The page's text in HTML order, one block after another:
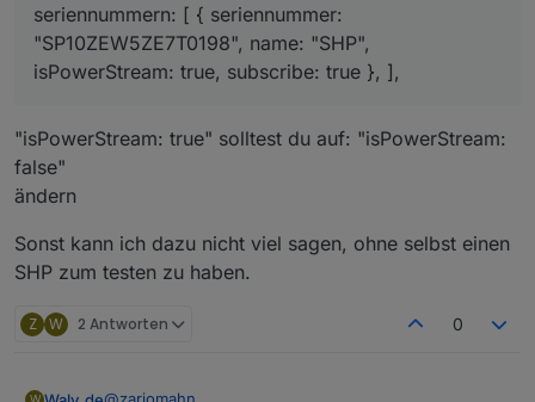
seriennummern: [ { seriennummer:
"SP10ZEW5ZE7T0198", name: "SHP",
isPowerStream: true, subscribe: true }, ],
"isPowerStream: true" solltest du auf: "isPowerStream:
false"
ändern
Sonst kann ich dazu nicht viel sagen, ohne selbst einen
SHP zum testen zu haben.
Z W 2 Antworten 0
W